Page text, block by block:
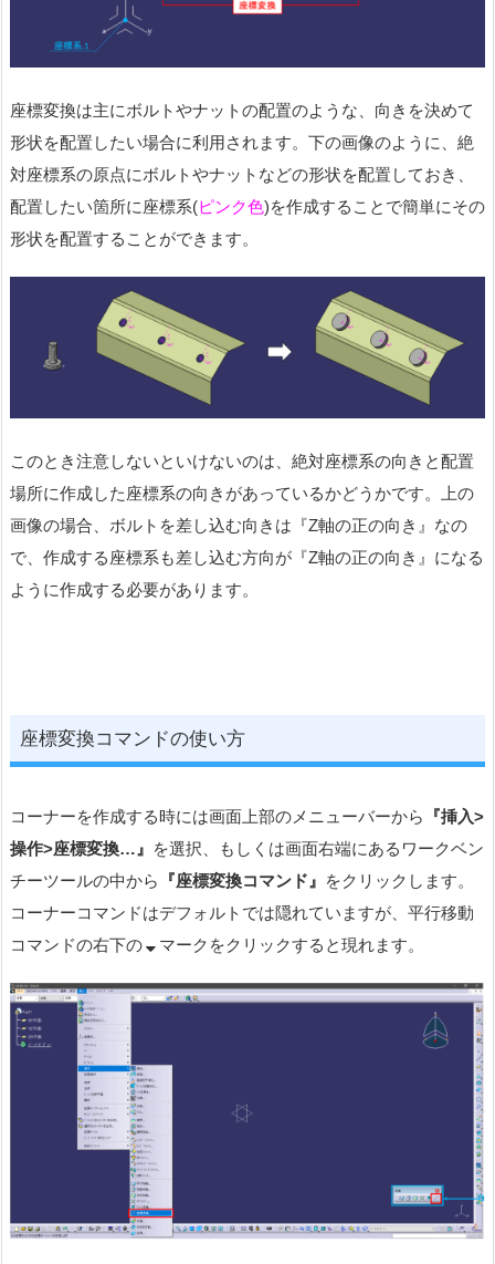
座標変換は主にボルトやナットの配置のような、向きを決めて
形状を配置したい場合に利用されます。下の画像のように、絶
対座標系の原点にボルトやナットなどの形状を配置しておき、
配置したい箇所に座標系(ピンク色)を作成することで簡単にその
形状を配置することができます。
このとき注意しないといけないのは、絶対座標系の向きと配置
場所に作成した座標系の向きがあっているかどうかです。上の
画像の場合、ボルトを差し込む向きは『Z軸の正の向き』なの
で、作成する座標系も差し込む方向が『Z軸の正の向き』になる
ように作成する必要があります。
座標変換コマンドの使い方
コーナーを作成する時には画面上部のメニューバーから 『挿入>
操作>座標変換… 』 を選択、もしくは画面右端にあるワークベン
チーツールの中から
『座標変換コマンド』 をクリックします。
コーナーコマンドはデフォルトでは隠れていますが、平行移動
コマンドの右下の
マークをクリックすると現れます。